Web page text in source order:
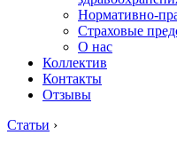
Нормативно-
Страховые
О нас
Коллектив
Контакты
Отзывы
Статьи ›